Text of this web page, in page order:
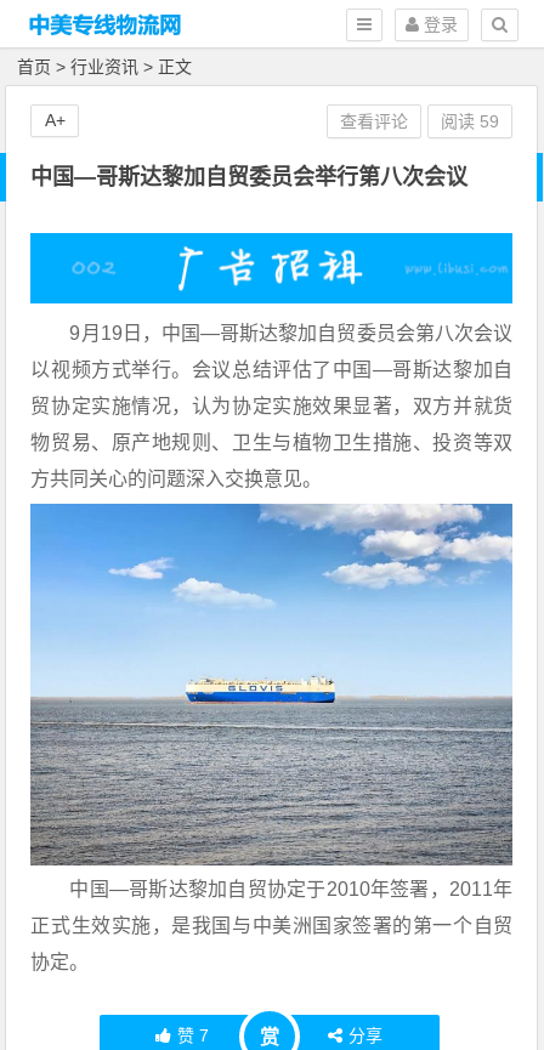
登录
首页 >行业资讯 > 正文
中国—哥斯达黎加自贸委员会举行第八次会议
9月19日，中国—哥斯达黎加自贸委员会第八次会议
以视频方式举行。会议总结评估了中国—哥斯达黎加自
贸协定实施情况，认为协定实施效果显著，双方并就货
物贸易、原产地规则、卫生与植物卫生措施、投资等双
方共同关心的问题深入交换意见。
中国—哥斯达黎加自贸协定于2010年签署，2011年
正式生效实施，是我国与中美洲国家签署的第一个自贸
协定。
赞 7 赏 分享
查看评论 阅读 59
A+